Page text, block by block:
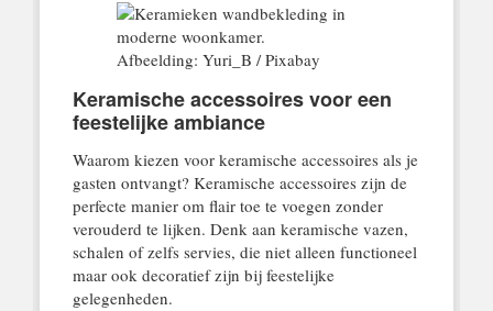
Afbeelding: Yuri_B / Pixabay
Keramische accessoires voor een
feestelijke ambiance
Waarom kiezen voor keramische accessoires als je
gasten ontvangt? Keramische accessoires zijn de
perfecte manier om flair toe te voegen zonder
verouderd te lijken. Denk aan keramische vazen,
schalen of zelfs servies, die niet alleen functioneel
maar ook decoratief zijn bij feestelijke
gelegenheden.